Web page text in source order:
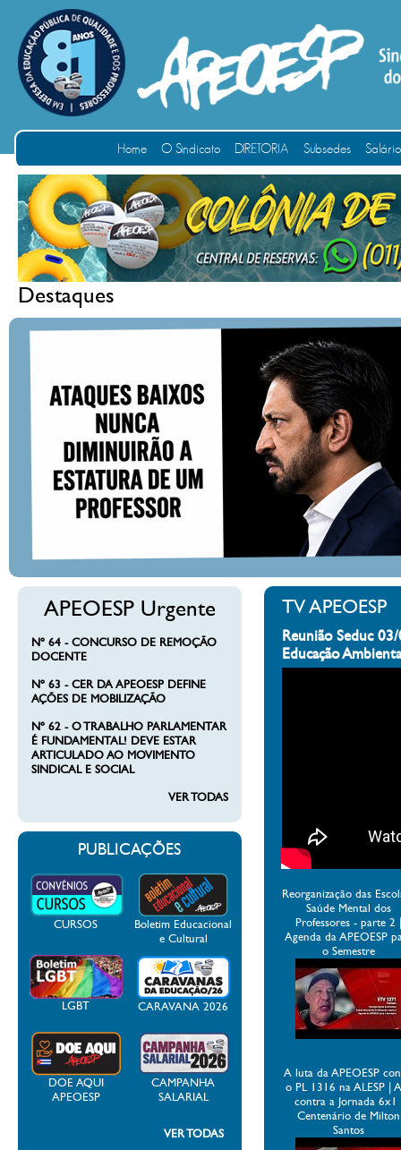
Home O Sindicato DIRETORIA Subsedes
Destaques
APEOESP Urgente
Nº 64 - CONCURSO DE REMOÇÃO
DOCENTE
Nº 63 - CER DA APEOESP DEFINE
AÇÕES DE MOBILIZAÇÃO
Nº 62 - O TRABALHO PARLAMENTAR
É FUNDAMENTAL! DEVE ESTAR
ARTICULADO AO MOVIMENTO
SINDICAL E SOCIAL
VER TODAS
PUBLICAÇÕES
CURSOS
Boletim Educacional
e Cultural
LGBT CARAVANA 2026
DOE AQUI
APEOESP
CAMPANHA
SALARIAL
VER TODAS
TV APEOESP
Reunião Seduc
Educação
Reorganização das
Saúde Mental dos
Professores - parte 2
Agenda da APEOESP
o Semestre
A luta da APEOESP
o PL 1316 na ALESP |
contra a Jornada 6x1
Centenário de Milton
Santos